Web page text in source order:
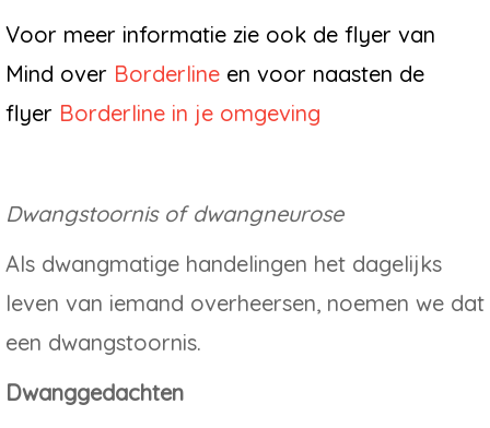
Voor meer informatie zie ook de flyer van
Mind over Borderline en voor naasten de
flyer Borderline in je omgeving
Dwangstoornis of dwangneurose
Als dwangmatige handelingen het dagelijks
leven van iemand overheersen, noemen we dat
een dwangstoornis.
Dwanggedachten